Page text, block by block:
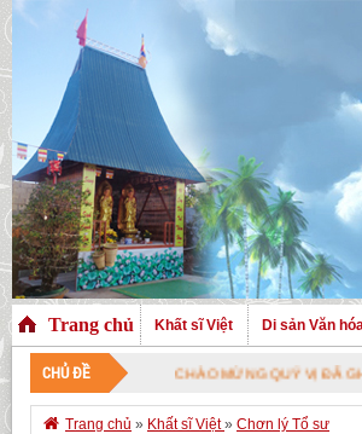
Trang chủ Khất sĩ Việt Di sản Văn
CHỦ ĐỀ CHÀO MỪNG QUÝ VỊ ĐÃ GHÉ THĂM
 Trang chủ » Khất sĩ Việt» Chơn lý Tổ sư